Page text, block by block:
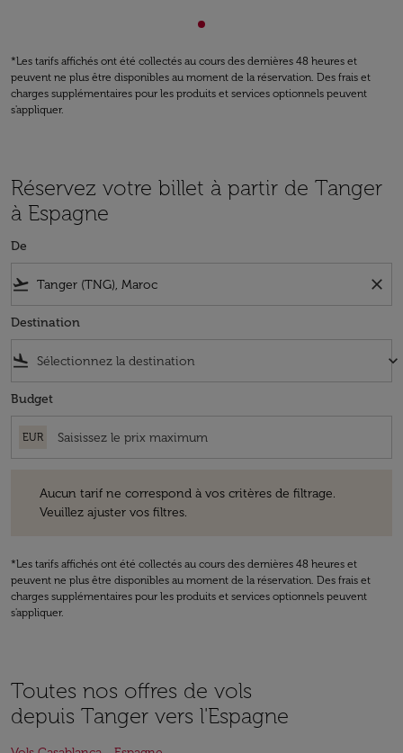
Affichage de cmp-
*Les tarifs affichés ont été collectés au cours des dernières 48 heures et
peuvent ne plus être disponibles au moment de la réservation. Des frais et
charges supplémentaires pour les produits et services optionnels peuvent
s'appliquer.
Réservez votre billet à partir de Tanger
à Espagne
De
flight_takeoff close
Destination
flight_land keyboard_arrow_down
Budget
EUR
Aucun tarif ne correspond à vos critères de filtrage.
Veuillez ajuster vos filtres.
*Les tarifs affichés ont été collectés au cours des dernières 48 heures et
peuvent ne plus être disponibles au moment de la réservation. Des frais et
charges supplémentaires pour les produits et services optionnels peuvent
s'appliquer.
Toutes nos offres de vols
depuis Tanger vers l'Espagne